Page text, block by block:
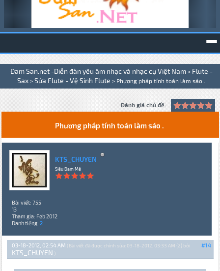
Đam San.net -Diễn đàn yêu âm nhạc và nhạc cụ Việt Nam > Flute -
Sax > Sửa Flute - Vệ Sinh Flute > Phương pháp tính toán làm sáo .
Đánh giá chủ đề:
Phương pháp tính toán làm sáo .
KTS_CHUYEN
Siêu Đam Mê
Bài viết: 755
13
Tham gia: Feb 2012
Danh tiếng: 2
#14
03-18-2012, 02:54 AM (Bài viết đã được chỉnh sửa: 03-18-2012, 03:33 AM {2} bởi
KTS_CHUYEN .)